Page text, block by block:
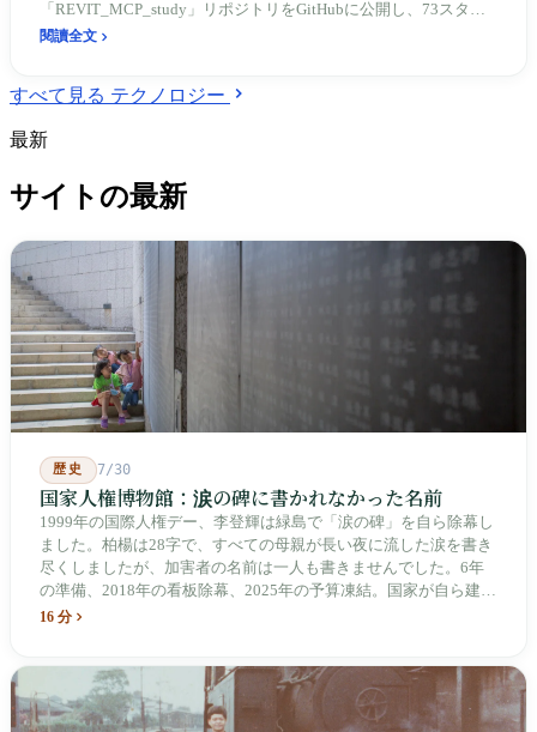
「REVIT_MCP_study」リポジトリをGitHubに公開し、73スタ
ー、85フォークを獲得。その間の12年間で、台湾の建築業界は手
た。
閱讀全文
すべて見る テクノロジー
最新
サイトの最新
歴史 7/30
国家人権博物館：涙の碑に書かれなかった名前
1999年の国際人権デー、李登輝は緑島で「涙の碑」を自ら除幕し
ました。柏楊は28字で、すべての母親が長い夜に流した涙を書き
尽くしましたが、加害者の名前は一人も書きませんでした。6年
の準備、2018年の看板除幕、2025年の予算凍結。国家が自ら建
て、自らが行ったことを記念する博物館です。しかし解厳から39
16 分